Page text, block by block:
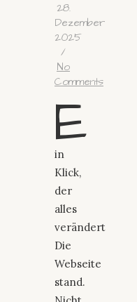
28.
Dezember
2025
/
No
Comments
E
in
Klick,
der
alles
verändert
Die
Webseite
stand.